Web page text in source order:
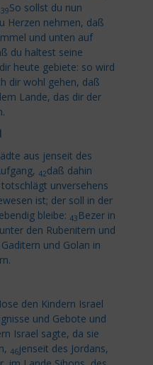
39So sollst du nun
Herzen nehmen, daß
und unten auf
du haltest seine
heute gebiete: so wird
dir wohl gehen, daß
Lande, das dir der
aus jenseit des
42daß dahin
unversehens
ist; der soll in der
bleibe: 43 Bezer in
den Rubenitern und
und Golan in
den Kindern Israel
und Gebote und
Israel sagte, da sie
46jenseit des Jordans,